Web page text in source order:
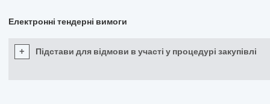
Електронні тендерні вимоги
+ Підстави для відмови в участі у процедурі закупівлі